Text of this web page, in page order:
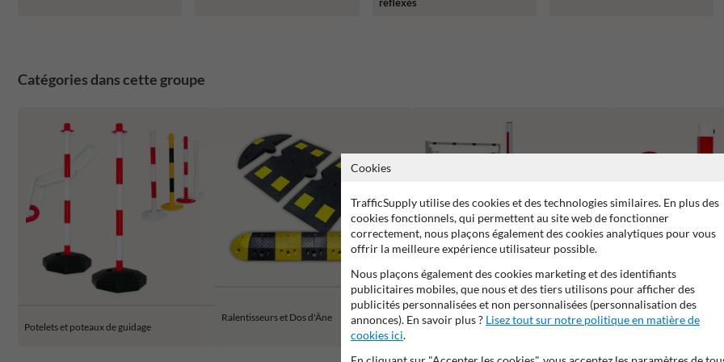
Catégories dans cette groupe
Potelets et poteaux de guidage
Ralentisseurs et Dos d'Âne
Barrières Levantes et Tournantes pour
Poteaux de parking
Cookies
TrafficSupply utilise des cookies et des technologies similaires. En plus des
cookies fonctionnels, qui permettent au site web de fonctionner
correctement, nous plaçons également des cookies analytiques pour vous
offrir la meilleure expérience utilisateur possible.
Nous plaçons également des cookies marketing et des identifiants
publicitaires mobiles, que nous et des tiers utilisons pour afficher des
publicités personnalisées et non personnalisées (personnalisation des
annonces). En savoir plus ? Lisez tout sur notre politique en matière de
cookies ici.